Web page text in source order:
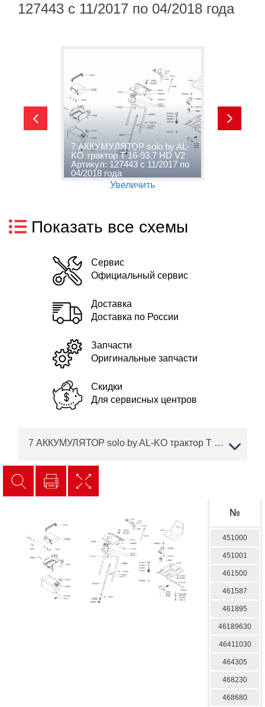
127443 с 11/2017 по 04/2018 года
7 АККУМУЛЯТОР solo by AL-
KO трактор T 16-93.7 HD V2
Артикул: 127443 с 11/2017 по
04/2018 года
Увеличить
Показать все схемы
Сервис
Официальный сервис
Доставка
Доставка по России
Запчасти
Оригинальные запчасти
Скидки
Для сервисных центров
7 АККУМУЛЯТОР solo by AL-KO трактор T 16-93.7 HD V2 Артикул: 127443 с 11/2017 по 04/2018 года
№
451000
451001
461500
461587
461895
46189630
46411030
464305
468230
468680